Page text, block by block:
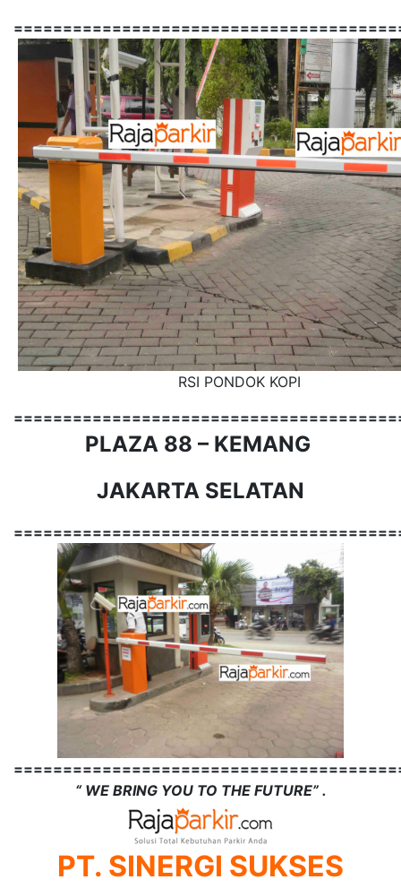
RSI PONDOK KOPI
PLAZA 88 – KEMANG
JAKARTA SELATAN
“ WE BRING YOU TO THE FUTURE” .
PT. SINERGI SUKSES